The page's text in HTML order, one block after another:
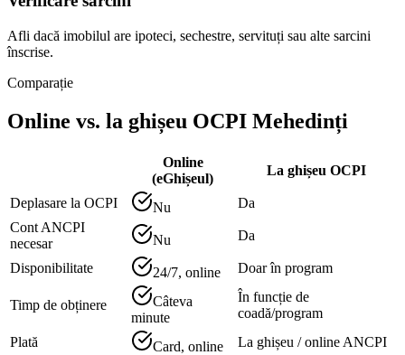
Afli dacă imobilul are ipoteci, sechestre, servituți sau alte sarcini
înscrise.
Comparație
Online vs. la ghișeu OCPI Mehedinți
Online
(eGhișeul)
La ghișeu OCPI
Deplasare la OCPI Nu
Da
Cont ANCPI
necesar
Nu Da
Disponibilitate 24/7, online Doar în program
Timp de obținere
Câteva
minute
În funcție de
coadă/program
Plată
Card, online
La ghișeu / online ANCPI